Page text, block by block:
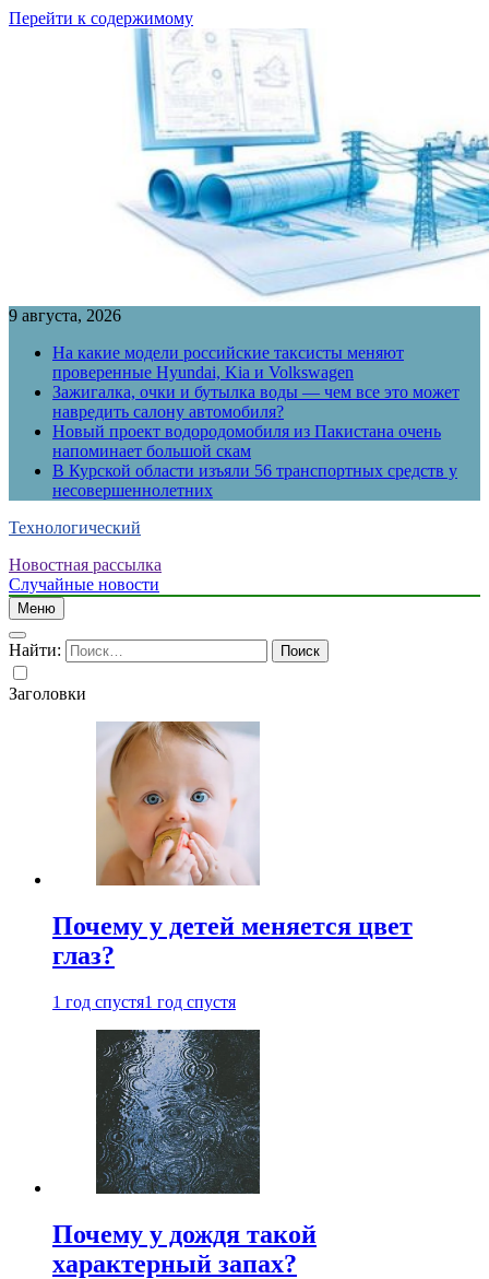
Перейти к содержимому
9 августа, 2026
На какие модели российские таксисты меняют
проверенные Hyundai, Kia и Volkswagen
Зажигалка, очки и бутылка воды — чем все это может
навредить салону автомобиля?
Новый проект водородомобиля из Пакистана очень
напоминает большой скам
В Курской области изъяли 56 транспортных средств у
несовершеннолетних
Технологический
Новостная рассылка
Случайные новости
Меню
Найти:
Заголовки
Почему у детей меняется цвет
глаз?
1 год спустя1 год спустя
Почему у дождя такой
характерный запах?